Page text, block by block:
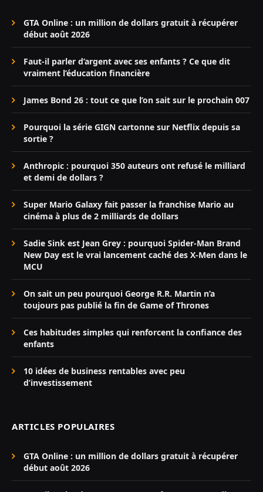
GTA Online : un million de dollars gratuit à récupérer
début août 2026
Faut-il parler d’argent avec ses enfants ? Ce que dit
vraiment l’éducation financière
James Bond 26 : tout ce que l’on sait sur le prochain 007
Pourquoi la série GIGN cartonne sur Netflix depuis sa
sortie ?
Anthropic : pourquoi 350 auteurs ont refusé le milliard
et demi de dollars ?
Super Mario Galaxy fait passer la franchise Mario au
cinéma à plus de 2 milliards de dollars
Sadie Sink est Jean Grey : pourquoi Spider-Man Brand
New Day est le vrai lancement caché des X-Men dans le
MCU
On sait un peu pourquoi George R.R. Martin n’a
toujours pas publié la fin de Game of Thrones
Ces habitudes simples qui renforcent la confiance des
enfants
10 idées de business rentables avec peu
d’investissement
ARTICLES POPULAIRES
GTA Online : un million de dollars gratuit à récupérer
début août 2026